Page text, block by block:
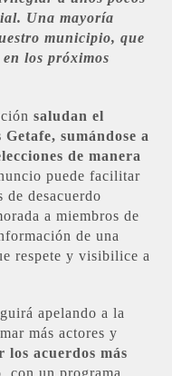
Una mayoría
municipio, que
los próximos
saludan el
sumándose a
de manera
puede facilitar
desacuerdo
a miembros de
de una
respete y visibilice a
apelando a la
más actores y
acuerdos más